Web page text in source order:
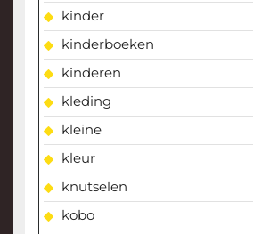
kinder
kinderboeken
kinderen
kleding
kleine
kleur
knutselen
kobo